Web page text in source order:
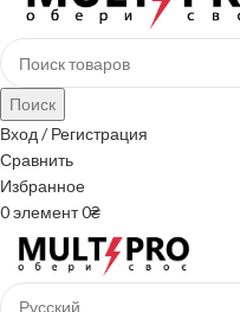
Поиск
Вход / Регистрация
Сравнить
Избранное
0элемент0₴